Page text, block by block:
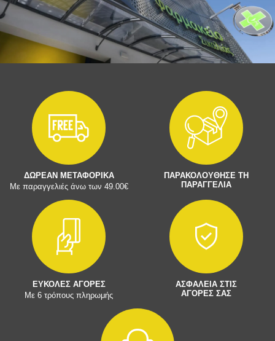
ΔΩΡΕΑΝ ΜΕΤΑΦΟΡΙΚΑ
Με παραγγελιές άνω των 49.00€
ΠΑΡΑΚΟΛΟΥΘΗΣΕ ΤΗ
ΠΑΡΑΓΓΕΛΙΑ
ΕΥΚΟΛΕΣ ΑΓΟΡΕΣ
Με 6 τρόπους πληρωμής
ΑΣΦΑΛΕΙΑ ΣΤΙΣ
ΑΓΟΡΕΣ ΣΑΣ